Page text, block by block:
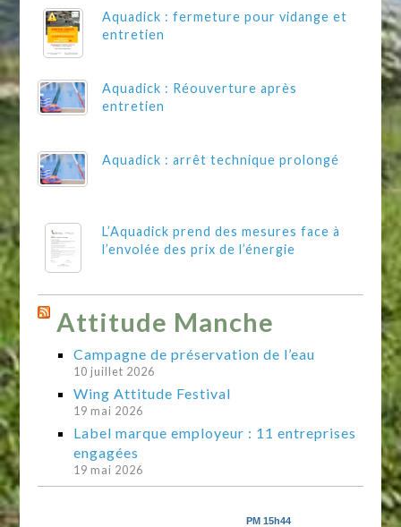
Aquadick : fermeture pour vidange et
entretien
Aquadick : Réouverture après
entretien
Aquadick : arrêt technique prolongé
L’Aquadick prend des mesures face à
l’envolée des prix de l’énergie
Attitude Manche
Campagne de préservation de l’eau
10 juillet 2026
Wing Attitude Festival
19 mai 2026
Label marque employeur : 11 entreprises
engagées
19 mai 2026